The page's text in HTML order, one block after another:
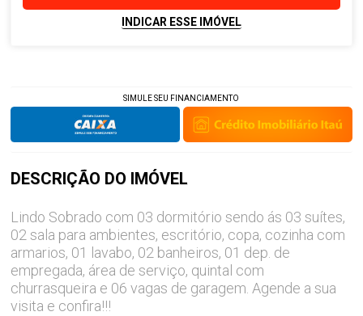
INDICAR ESSE IMÓVEL
SIMULE SEU FINANCIAMENTO
DESCRIÇÃO DO IMÓVEL
Lindo Sobrado com 03 dormitório sendo ás 03 suítes,
02 sala para ambientes, escritório, copa, cozinha com
armarios, 01 lavabo, 02 banheiros, 01 dep. de
empregada, área de serviço, quintal com
churrasqueira e 06 vagas de garagem. Agende a sua
visita e confira!!!